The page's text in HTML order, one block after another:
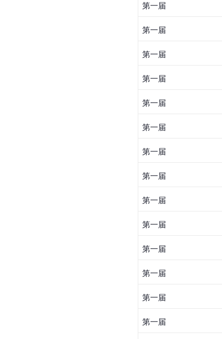
第一届
第一届
第一届
第一届
第一届
第一届
第一届
第一届
第一届
第一届
第一届
第一届
第一届
第一届